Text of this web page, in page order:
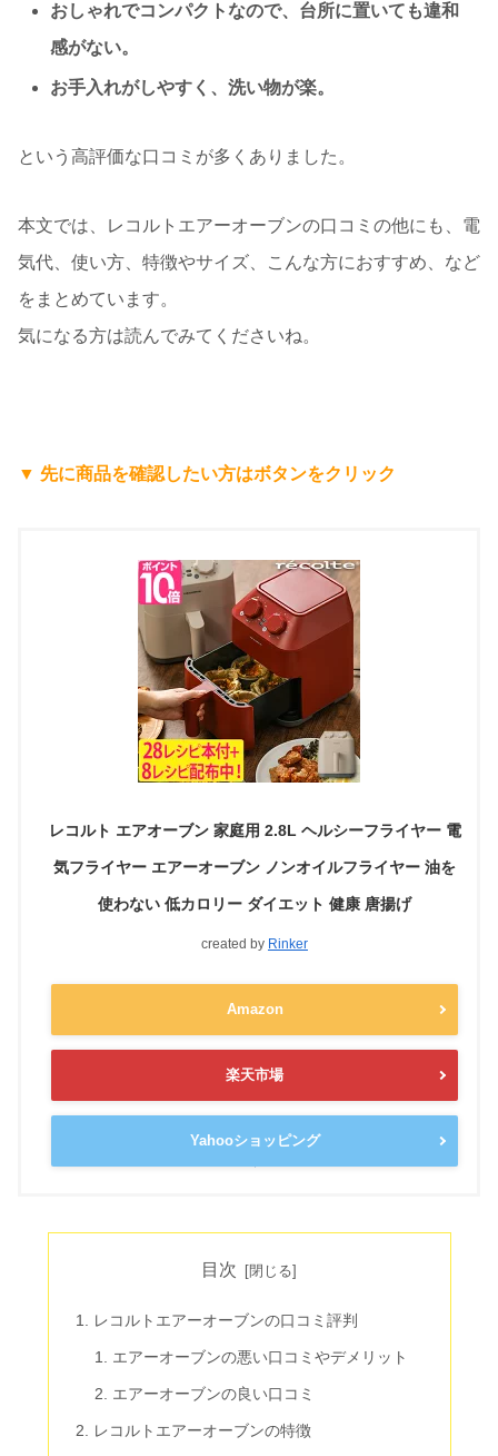
おしゃれでコンパクトなので、台所に置いても違和
感がない。
お手入れがしやすく、洗い物が楽。
という高評価な口コミが多くありました。
本文では、レコルトエアーオーブンの口コミの他にも、電
気代、使い方、特徴やサイズ、こんな方におすすめ、など
をまとめています。
気になる方は読んでみてくださいね。
▼ 先に商品を確認したい方はボタンをクリック
レコルト エアオーブン 家庭用 2.8L ヘルシーフライヤー 電
気フライヤー エアーオーブン ノンオイルフライヤー 油を
使わない 低カロリー ダイエット 健康 唐揚げ
created by Rinker
Amazon
楽天市場
Yahooショッピング
目次
レコルトエアーオーブンの口コミ評判
エアーオーブンの悪い口コミやデメリット
エアーオーブンの良い口コミ
レコルトエアーオーブンの特徴